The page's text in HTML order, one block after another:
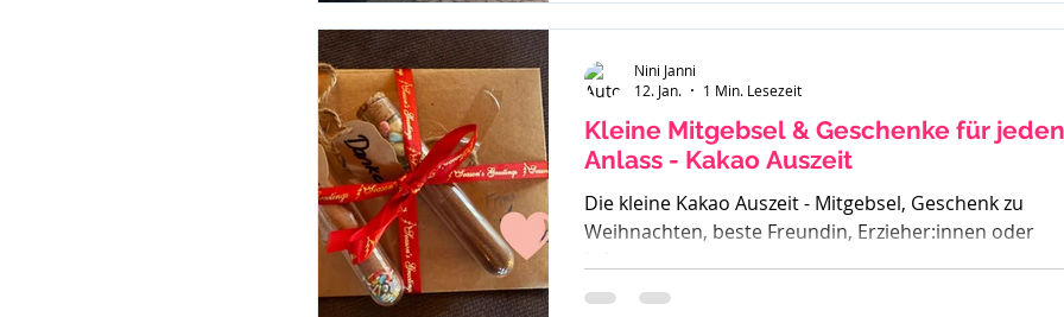
Baujahr 2012 Als unser großer Sohn geboren wurde
sind wir auch noch mit diesem 30 Jahre alten Hobby
und haben schnell gemerkt - der ist zu klein. Also
wir uns einen Fendt 470 gekauft. Solide, gut verarbeitet
und passend für
Kleine Mitgebsel & Geschenke für jeden
Anlass - Kakao Auszeit
Die kleine Kakao Auszeit - Mitgebsel, Geschenk zu
Weihnachten, beste Freundin, Erzieher:innen oder
Lehrer.
Nini Janni
12. Jan.
1 Min. Lesezeit